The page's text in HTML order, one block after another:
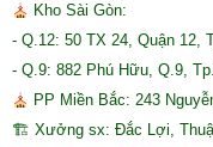
Kho Sài Gòn:
- Q.12: 50 TX 24, Quận 12,
- Q.9: 882 Phú Hữu, Q.9,
PP Miền Bắc: 243
🏗 Xưởng sx: Đắc Lợi,